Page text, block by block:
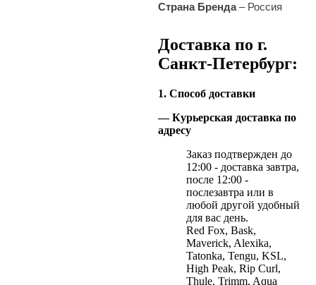
Страна Бренда– Россия
Доставка по г.
Санкт-Петербург:
1. Способ доставки
— Курьерская доставка по
адресу
Заказ подтвержден до
12:00 - доставка завтра,
после 12:00 -
послезавтра или в
любой другой удобный
для вас день.
Red Fox, Bask,
Maverick, Alexika,
Tatonka, Tengu, KSL,
High Peak, Rip Curl,
Thule, Trimm, Aqua